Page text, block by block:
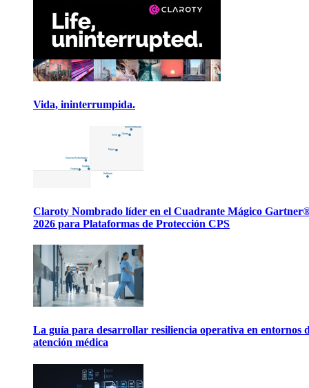
Vida, ininterrumpida.
Claroty Nombrado líder en el Cuadrante Mágico
2026 para Plataformas de Protección CPS
La guía para desarrollar resiliencia operativa en entornos
atención médica